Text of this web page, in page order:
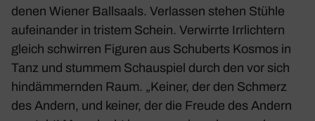
denen Wiener Ball­saals. Verlassen stehen Stühle
aufein­ander in tristem Schein. Verwirrte Irrlich­tern
gleich schwirren Figuren aus Schu­berts Kosmos in
Tanz und stummem Schau­spiel durch den vor sich
hindäm­mernden Raum. „Keiner, der den Schmerz
des Andern, und keiner, der die Freude des Andern